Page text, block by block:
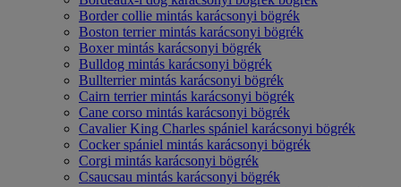
Border collie mintás karácsonyi bögrék
Boston terrier mintás karácsonyi bögrék
Boxer mintás karácsonyi bögrék
Bulldog mintás karácsonyi bögrék
Bullterrier mintás karácsonyi bögrék
Cairn terrier mintás karácsonyi bögrék
Cane corso mintás karácsonyi bögrék
Cavalier King Charles spániel karácsonyi bögrék
Cocker spániel mintás karácsonyi bögrék
Corgi mintás karácsonyi bögrék
Csaucsau mintás karácsonyi bögrék